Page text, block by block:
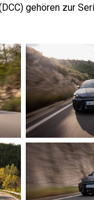
gehören zur